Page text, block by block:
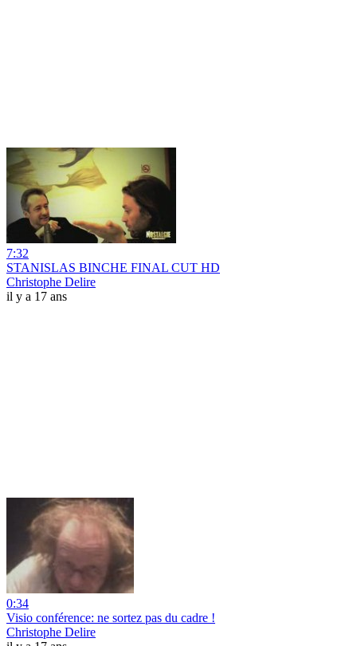
7:32
STANISLAS BINCHE FINAL CUT HD
Christophe Delire
il y a 17 ans
0:34
Visio conférence: ne sortez pas du cadre !
Christophe Delire